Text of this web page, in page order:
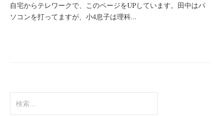
自宅からテレワークで、このページをUPしています。田中はパ
ソコンを打ってますが、小4息子は理科...
索: